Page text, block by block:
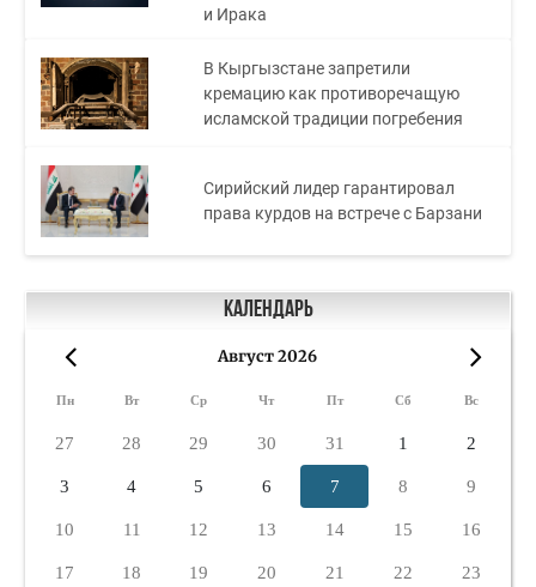
и Ирака
В Кыргызстане запретили
кремацию как противоречащую
исламской традиции погребения
Сирийский лидер гарантировал
права курдов на встрече с Барзани
Календарь
Август 2026
Пн Вт Ср Чт Пт Сб Вс
27 28 29 30 31 1 2
3 4 5 6 7 8 9
10 11 12 13 14 15 16
17 18 19 20 21 22 23